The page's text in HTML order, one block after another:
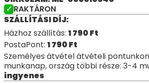
RAKTÁRON
SZÁLLÍTÁSI DÍJ:
Házhoz szállítás: 1 790Ft
PostaPont: 1 790Ft
Személyes átvétel átvételi
munkanap, ország többi része: 3-4
ingyenes